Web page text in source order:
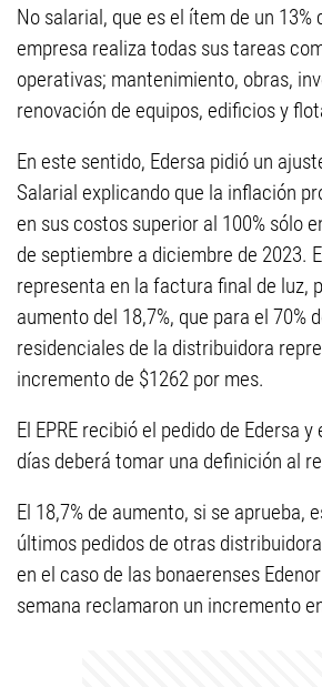
No salarial, que es el ítem de un 13%
empresa realiza todas sus tareas
operativas; mantenimiento, obras,
renovación de equipos, edificios y
En este sentido, Edersa pidió un
Salarial explicando que la inflación
en sus costos superior al 100% sólo
de septiembre a diciembre de 2023.
representa en la factura final de luz,
aumento del 18,7%, que para el 70%
residenciales de la distribuidora
incremento de $1262 por mes.
El EPRE recibió el pedido de Edersa
días deberá tomar una definición al
El 18,7% de aumento, si se aprueba,
últimos pedidos de otras
en el caso de las bonaerenses
semana reclamaron un incremento